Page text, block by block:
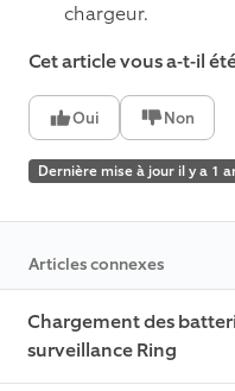
chargeur.
Cet article vous a-t-il
Oui Non
Dernière mise à jour il y a 1
Articles connexes
Chargement des
surveillance Ring